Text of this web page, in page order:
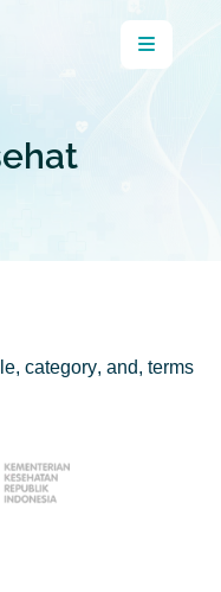
, category, and, terms